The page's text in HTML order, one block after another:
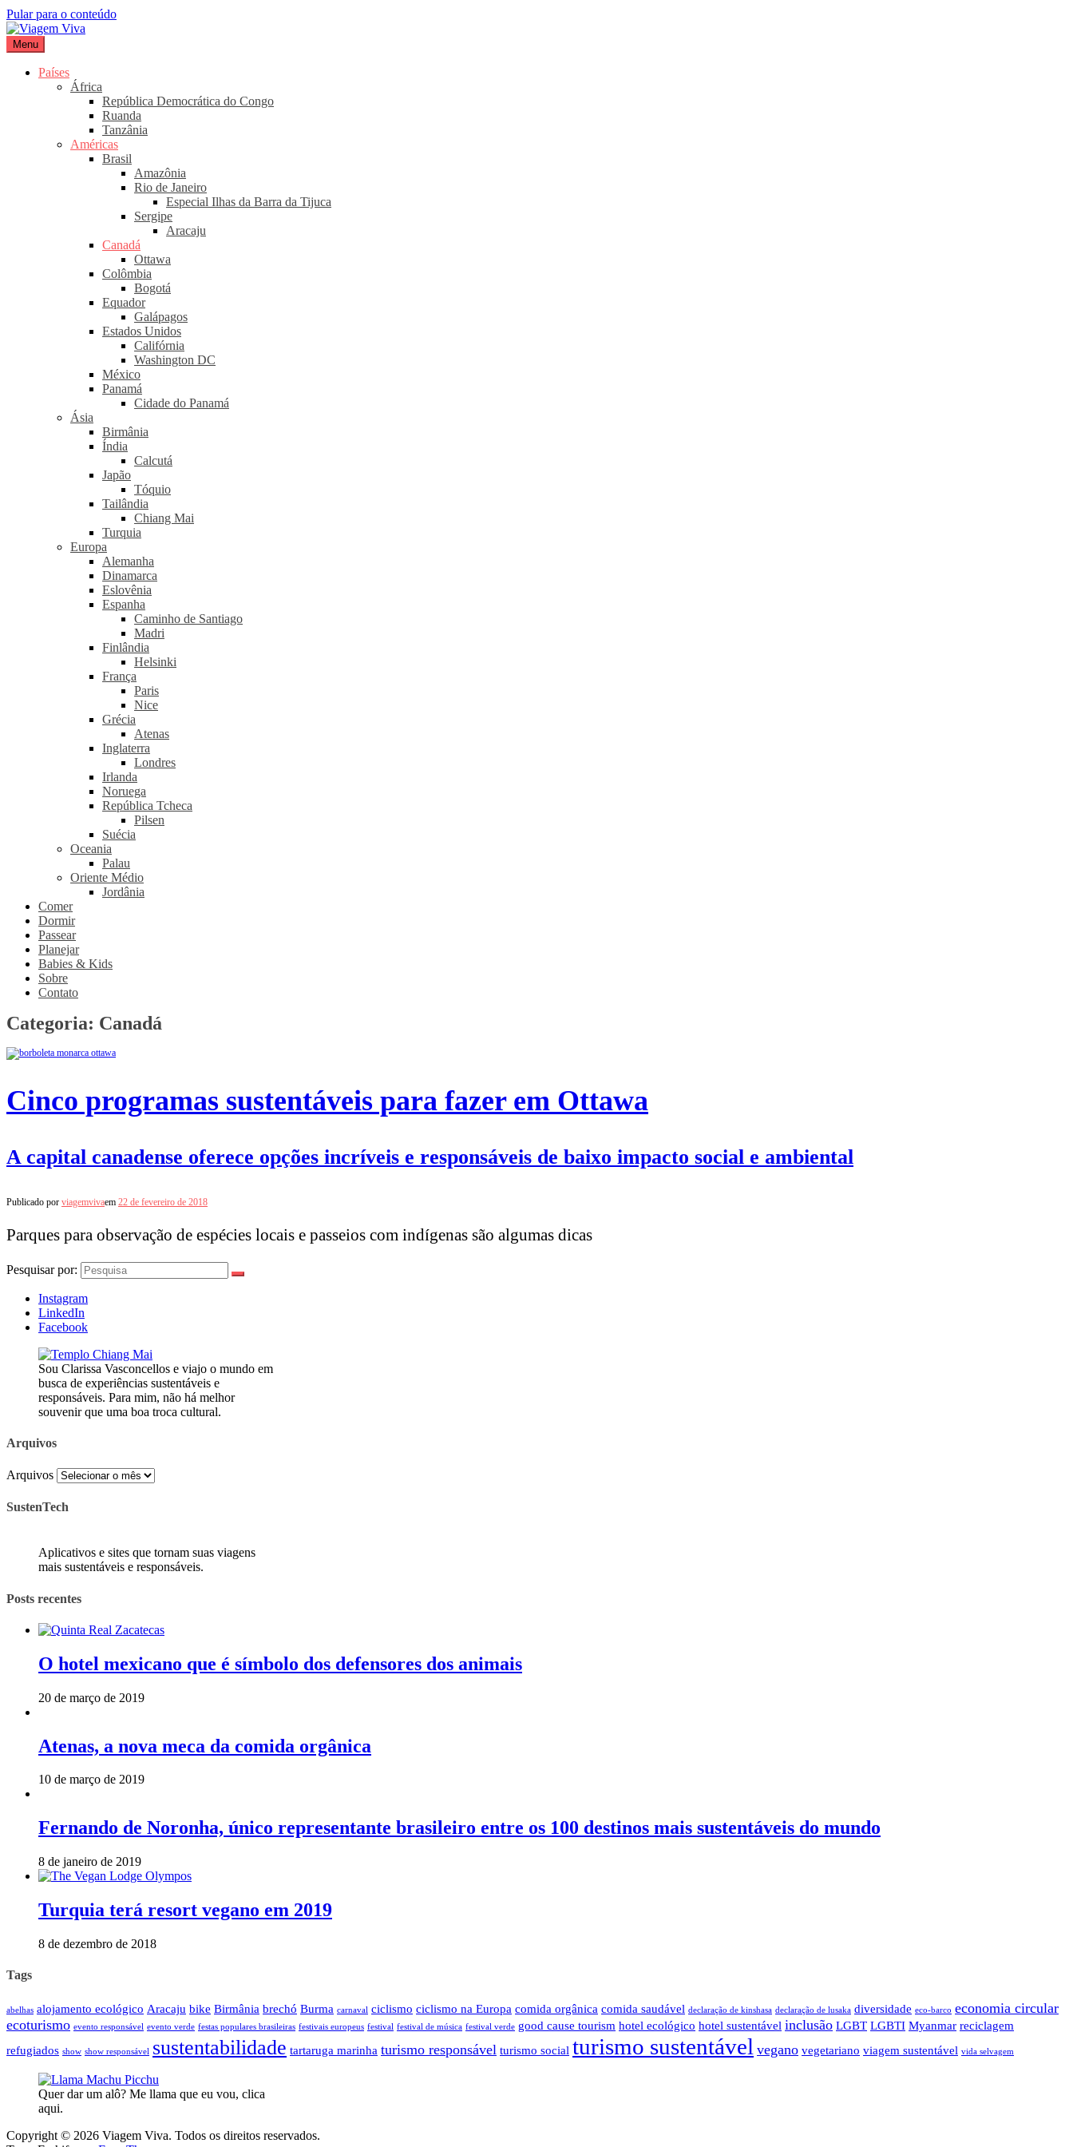
Pular para o conteúdo
Viagem Viva
Seu portal de turismo sustentável
Menu
Países
África
República Democrática do Congo
Ruanda
Tanzânia
Américas
Brasil
Amazônia
Rio de Janeiro
Especial Ilhas da Barra da Tijuca
Sergipe
Aracaju
Canadá
Ottawa
Colômbia
Bogotá
Equador
Galápagos
Estados Unidos
Califórnia
Washington DC
México
Panamá
Cidade do Panamá
Ásia
Birmânia
Índia
Calcutá
Japão
Tóquio
Tailândia
Chiang Mai
Turquia
Europa
Alemanha
Dinamarca
Eslovênia
Espanha
Caminho de Santiago
Madri
Finlândia
Helsinki
França
Paris
Nice
Grécia
Atenas
Inglaterra
Londres
Irlanda
Noruega
República Tcheca
Pilsen
Suécia
Oceania
Palau
Oriente Médio
Jordânia
Comer
Dormir
Passear
Planejar
Babies & Kids
Sobre
Contato
Categoria: Canadá
Cinco programas sustentáveis para fazer em Ottawa
A capital canadense oferece opções incríveis e responsáveis de baixo impacto social e ambiental
Publicado por viagemvivaem 22 de fevereiro de 2018
Parques para observação de espécies locais e passeios com indígenas são algumas dicas
Pesquisar por:
Instagram
LinkedIn
Facebook
Sou Clarissa Vasconcellos e viajo o mundo em
busca de experiências sustentáveis e
responsáveis. Para mim, não há melhor
souvenir que uma boa troca cultural.
Arquivos
Arquivos
SustenTech
Aplicativos e sites que tornam suas viagens
mais sustentáveis e responsáveis.
Posts recentes
O hotel mexicano que é símbolo dos defensores dos animais
20 de março de 2019
Atenas, a nova meca da comida orgânica
10 de março de 2019
Fernando de Noronha, único representante brasileiro entre os 100 destinos mais sustentáveis do mundo
8 de janeiro de 2019
Turquia terá resort vegano em 2019
8 de dezembro de 2018
Tags
abelhas alojamento ecológico Aracaju bike Birmânia brechó Burma carnaval ciclismo ciclismo na Europa comida orgânica comida saudável declaração de kinshasa declaração de lusaka diversidade eco-barco economia circular
ecoturismo evento responsável evento verde festas populares brasileiras festivais europeus festival festival de música festival verde good cause tourism hotel ecológico hotel sustentável inclusão LGBT LGBTI Myanmar reciclagem
refugiados show show responsável sustentabilidade tartaruga marinha turismo responsável turismo social turismo sustentável vegano vegetariano viagem sustentável vida selvagem
Quer dar um alô? Me llama que eu vou, clica
aqui.
Copyright © 2026 Viagem Viva. Todos os direitos reservados.